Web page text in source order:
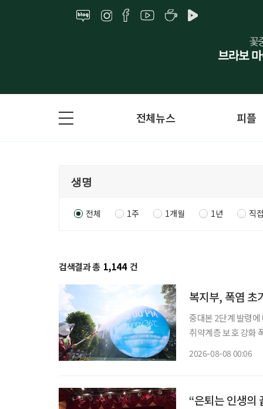
전체뉴스 피플
전체 1주 1개월 1년 직
검색결과 총 1,144 건
복지부, 폭염 초
중대본 2단계 발령
취약계층 보호 강화 폭염
2026-08-08 00:06
“은퇴는 인생의